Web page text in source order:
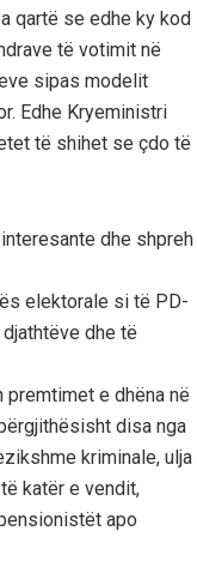
qartë se edhe ky kod
të votimit në
sipas modelit
Edhe Kryeministri
të shihet se çdo të
dhe shpreh
elektorale si të PD-
dhe të
e dhëna në
disa nga
kriminale, ulja
katër e vendit,
apo